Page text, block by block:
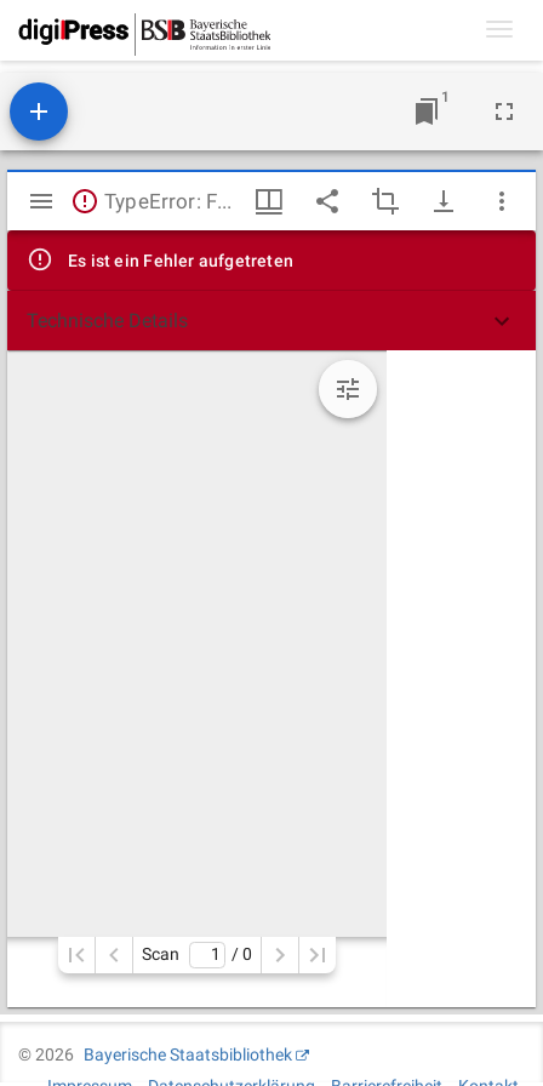
1
Mirador
Viewer
TypeError: Failed to fetch
Es ist ein Fehler aufgetreten
Technische Details
Scan / 0
©2026
Bayerische Staatsbibliothek